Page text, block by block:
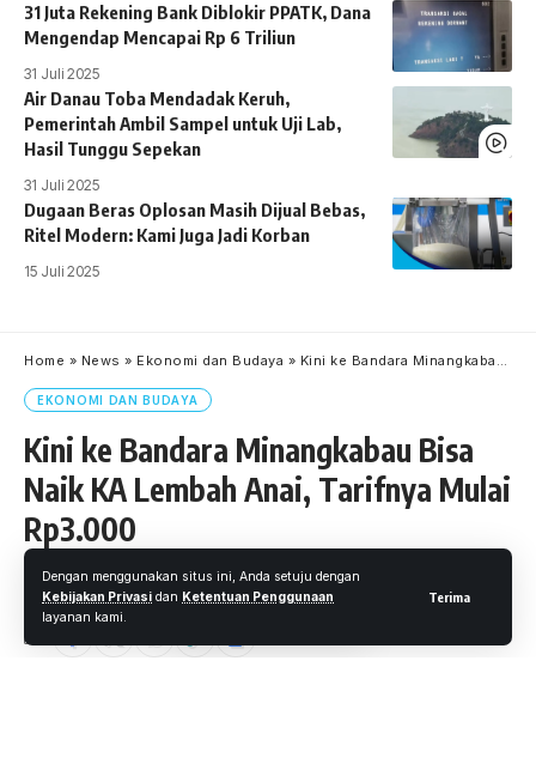
Dengan menggunakan situs ini, Anda setuju dengan
Kebijakan Privasi dan Ketentuan Penggunaan
layanan kami.
Terima
31 Juta Rekening Bank Diblokir PPATK, Dana
Mengendap Mencapai Rp 6 Triliun
31 Juli 2025
Air Danau Toba Mendadak Keruh,
Pemerintah Ambil Sampel untuk Uji Lab,
Hasil Tunggu Sepekan
31 Juli 2025
Dugaan Beras Oplosan Masih Dijual Bebas,
Ritel Modern: Kami Juga Jadi Korban
15 Juli 2025
Home » News » Ekonomi dan Budaya » Kini ke Bandara Minangkabau Bisa Naik KA Lembah Anai, Tarifnya Mulai Rp3.000
EKONOMI DAN BUDAYA
Kini ke Bandara Minangkabau Bisa
Naik KA Lembah Anai, Tarifnya Mulai
Rp3.000
OlehRio Narendra- Reporter Diterbitkan: 2 Agustus 2025
2 Menit Membaca